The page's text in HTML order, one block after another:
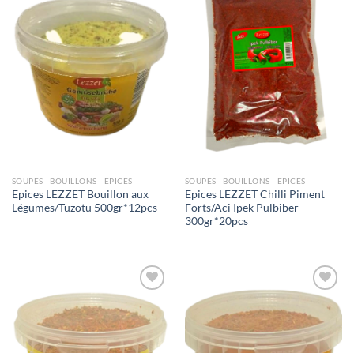
Ajouter
à la liste
de
souhaits
SOUPES - BOUILLONS - EPICES
Epices LEZZET Bouillon aux
Légumes/Tuzotu 500gr*12pcs
Ajouter
à la liste
souhaits
SOUPES - BOUILLONS - EPICES
Epices LEZZET Chilli Piment
Forts/Aci Ipek Pulbiber
300gr*20pcs
Ajouter
à la liste
de
souhaits
Ajouter
à la liste
de
souhaits